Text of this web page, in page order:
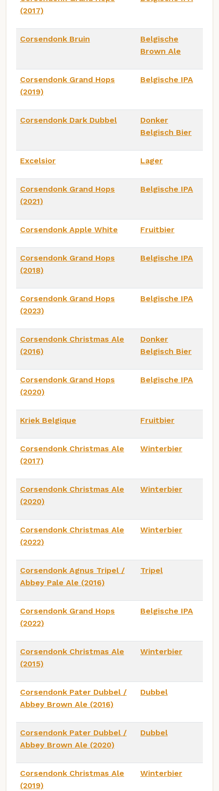
(2017)
Corsendonk Bruin
Belgische
Brown Ale
Corsendonk Grand Hops
(2019)
Belgische IPA
Corsendonk Dark Dubbel
Donker
Belgisch Bier
Excelsior Lager
Corsendonk Grand Hops
(2021)
Belgische IPA
Corsendonk Apple White Fruitbier
Corsendonk Grand Hops
(2018)
Belgische IPA
Corsendonk Grand Hops
(2023)
Belgische IPA
Corsendonk Christmas Ale
(2016)
Donker
Belgisch Bier
Corsendonk Grand Hops
(2020)
Belgische IPA
Kriek Belgique Fruitbier
Corsendonk Christmas Ale
(2017)
Winterbier
Corsendonk Christmas Ale
(2020)
Winterbier
Corsendonk Christmas Ale
(2022)
Winterbier
Corsendonk Agnus Tripel /
Abbey Pale Ale (2016)
Tripel
Corsendonk Grand Hops
(2022)
Belgische IPA
Corsendonk Christmas Ale
(2015)
Winterbier
Corsendonk Pater Dubbel /
Abbey Brown Ale (2016)
Dubbel
Corsendonk Pater Dubbel /
Abbey Brown Ale (2020)
Dubbel
Corsendonk Christmas Ale
(2019)
Winterbier